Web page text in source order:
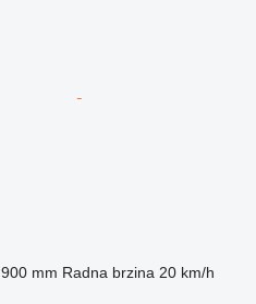
900 mm Radna brzina 20 km/h